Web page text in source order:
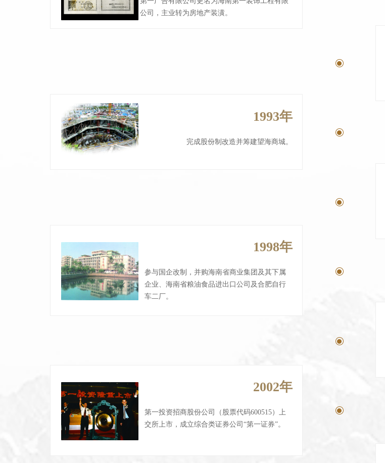
ꀉ
ꀉ
ꀉ
ꀉ
ꀉ
ꀉ
1998年
参与国企改制，并购海南省商业集团及其下属
企业、海南省粮油食品进出口公司及合肥自行
车二厂。
1993年
完成股份制改造并筹建望海商城。
2002年
第一投资招商股份公司（股票代码600515）上
交所上市，成立综合类证券公司“第一证券”。
公司，主业转为房地产装潢。